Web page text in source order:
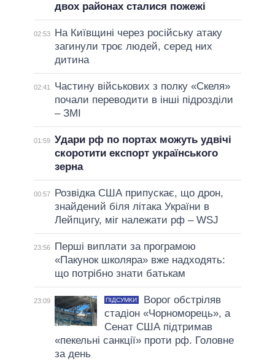
двох районах сталися пожежі
02:53
На Київщині через російську атаку
загинули троє людей, серед них
дитина
02:41
Частину військових з полку «Скеля»
почали переводити в інші підрозділи
– ЗМІ
01:59 Удари рф по портах можуть удвічі
скоротити експорт українського
зерна
00:57
Розвідка США припускає, що дрон,
знайдений біля літака України в
Лейпцигу, міг належати рф – WSJ
23:56
Перші виплати за програмою
«Пакунок школяра» вже надходять:
що потрібно знати батькам
23:09 ПІДСУМКИ
Ворог обстріляв
стадіон «Чорноморець», а
Сенат США підтримав
«пекельні санкції» проти рф. Головне
за день